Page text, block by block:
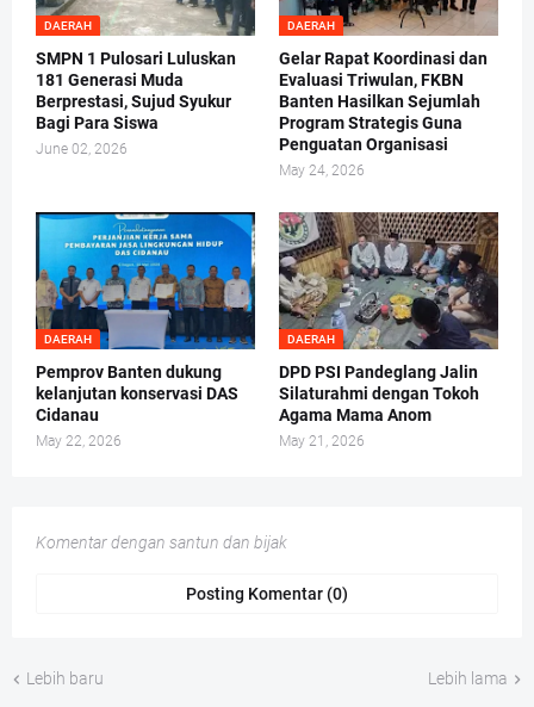
DAERAH
SMPN 1 Pulosari Luluskan
181 Generasi Muda
Berprestasi, Sujud Syukur
Bagi Para Siswa
June 02, 2026
DAERAH
Gelar Rapat Koordinasi dan
Evaluasi Triwulan, FKBN
Banten Hasilkan Sejumlah
Program Strategis Guna
Penguatan Organisasi
May 24, 2026
DAERAH
Pemprov Banten dukung
kelanjutan konservasi DAS
Cidanau
May 22, 2026
DAERAH
DPD PSI Pandeglang Jalin
Silaturahmi dengan Tokoh
Agama Mama Anom
May 21, 2026
Komentar dengan santun dan bijak
Posting Komentar (0)
Lebih baru Lebih lama